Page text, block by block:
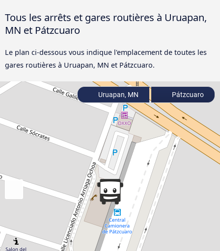
Tous les arrêts et gares routières à Uruapan,
MN et Pátzcuaro
Le plan ci-dessous vous indique l'emplacement de toutes les
gares routières à Uruapan, MN et Pátzcuaro.
Uruapan, MN Pátzcuaro